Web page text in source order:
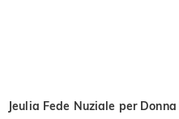
Jeulia Fede Nuziale per